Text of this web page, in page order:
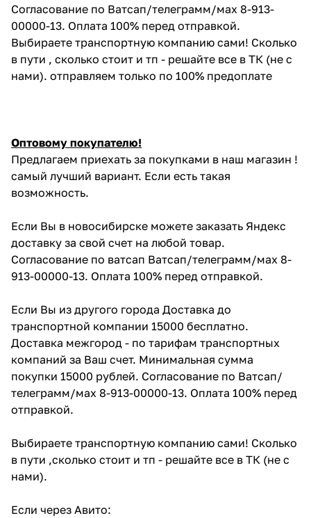
Согласование по Ватсап/телеграмм/мах 8-913-
00000-13. Оплата 100% перед отправкой.
Выбираете транспортную компанию сами! Сколько
в пути , сколько стоит и тп - решайте все в ТК (не с
нами). отправляем только по 100% предоплате
Оптовому покупателю!
Предлагаем приехать за покупками в наш магазин !
самый лучший вариант. Если есть такая
возможность.
Если Вы в новосибирске можете заказать Яндекс
доставку за свой счет на любой товар.
Согласование по ватсап Ватсап/телеграмм/мах 8-
913-00000-13. Оплата 100% перед отправкой.
Если Вы из другого города Доставка до
транспортной компании 15000 бесплатно.
Доставка межгород - по тарифам транспортных
компаний за Ваш счет. Минимальная сумма
покупки 15000 рублей. Согласование по Ватсап/
телеграмм/мах 8-913-00000-13. Оплата 100% перед
отправкой.
Выбираете транспортную компанию сами! Сколько
в пути ,сколько стоит и тп - решайте все в ТК (не с
нами).
Если через Авито: